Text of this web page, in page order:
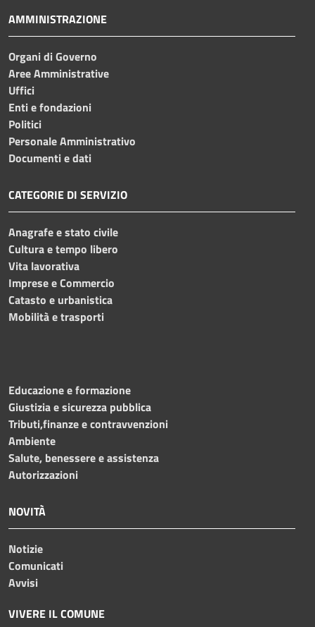
AMMINISTRAZIONE
Organi di Governo
Aree Amministrative
Uffici
Enti e fondazioni
Politici
Personale Amministrativo
Documenti e dati
CATEGORIE DI SERVIZIO
Anagrafe e stato civile
Cultura e tempo libero
Vita lavorativa
Imprese e Commercio
Catasto e urbanistica
Mobilità e trasporti
Educazione e formazione
Giustizia e sicurezza pubblica
Tributi,finanze e contravvenzioni
Ambiente
Salute, benessere e assistenza
Autorizzazioni
NOVITÀ
Notizie
Comunicati
Avvisi
VIVERE IL COMUNE